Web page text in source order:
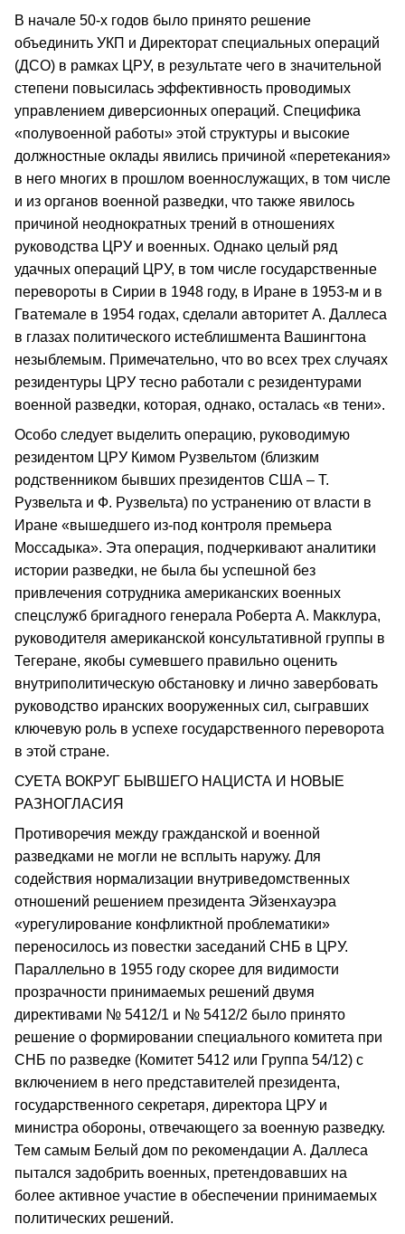
В начале 50-х годов было принято решение
объединить УКП и Директорат специальных операций
(ДСО) в рамках ЦРУ, в результате чего в значительной
степени повысилась эффективность проводимых
управлением диверсионных операций. Специфика
«полувоенной работы» этой структуры и высокие
должностные оклады явились причиной «перетекания»
в него многих в прошлом военнослужащих, в том числе
и из органов военной разведки, что также явилось
причиной неоднократных трений в отношениях
руководства ЦРУ и военных. Однако целый ряд
удачных операций ЦРУ, в том числе государственные
перевороты в Сирии в 1948 году, в Иране в 1953-м и в
Гватемале в 1954 годах, сделали авторитет А. Даллеса
в глазах политического истеблишмента Вашингтона
незыблемым. Примечательно, что во всех трех случаях
резидентуры ЦРУ тесно работали с резидентурами
военной разведки, которая, однако, осталась «в тени».
Особо следует выделить операцию, руководимую
резидентом ЦРУ Кимом Рузвельтом (близким
родственником бывших президентов США – Т.
Рузвельта и Ф. Рузвельта) по устранению от власти в
Иране «вышедшего из-под контроля премьера
Моссадыка». Эта операция, подчеркивают аналитики
истории разведки, не была бы успешной без
привлечения сотрудника американских военных
спецслужб бригадного генерала Роберта А. Макклура,
руководителя американской консультативной группы в
Тегеране, якобы сумевшего правильно оценить
внутриполитическую обстановку и лично завербовать
руководство иранских вооруженных сил, сыгравших
ключевую роль в успехе государственного переворота
в этой стране.
СУЕТА ВОКРУГ БЫВШЕГО НАЦИСТА И НОВЫЕ
РАЗНОГЛАСИЯ
Противоречия между гражданской и военной
разведками не могли не всплыть наружу. Для
содействия нормализации внутриведомственных
отношений решением президента Эйзенхауэра
«урегулирование конфликтной проблематики»
переносилось из повестки заседаний СНБ в ЦРУ.
Параллельно в 1955 году скорее для видимости
прозрачности принимаемых решений двумя
директивами № 5412/1 и № 5412/2 было принято
решение о формировании специального комитета при
СНБ по разведке (Комитет 5412 или Группа 54/12) с
включением в него представителей президента,
государственного секретаря, директора ЦРУ и
министра обороны, отвечающего за военную разведку.
Тем самым Белый дом по рекомендации А. Даллеса
пытался задобрить военных, претендовавших на
более активное участие в обеспечении принимаемых
политических решений.